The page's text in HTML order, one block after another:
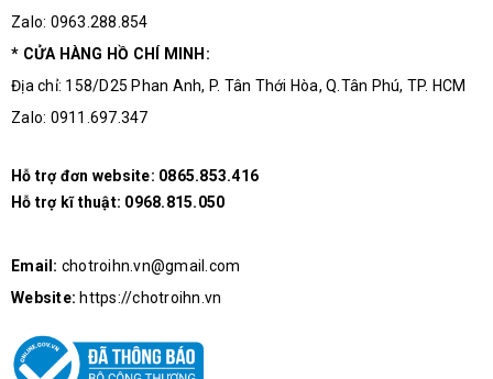
Zalo: 0963.288.854
* CỬA HÀNG HỒ CHÍ MINH:
Địa chỉ: 158/D25 Phan Anh, P. Tân Thới Hòa, Q.Tân Phú, TP. HCM
Zalo: 0911.697.347
Hỗ trợ đơn website: 0865.853.416
Hỗ trợ kĩ thuật: 0968.815.050
Email: chotroihn.vn@gmail.com
Website: https://chotroihn.vn